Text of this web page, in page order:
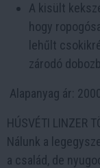
A kisült
hogy
lehűlt
zárodó
Alapanyag ár:
HÚSVÉTI LINZER
Nálunk a
a család, de